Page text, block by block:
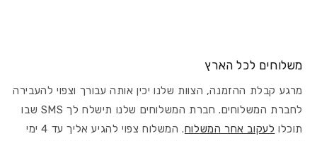
משלוחים לכל הארץ
מרגע קבלת ההזמנה, הצוות שלנו יכין אותה עבורך וצפוי להעבירה
לחברת המשלוחים. חברת המשלוחים שלנו תישלח לך SMS שבו
תוכלו לעקוב אחר המשלוח
. המשלוח צפוי להגיע אליך עד 4 ימי